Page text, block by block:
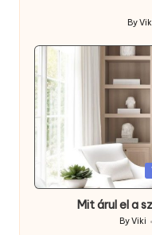
by
By
Posted
in
Mit árul el a
Posted
ByViki